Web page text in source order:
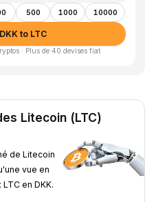
500 1000 10000
to LTC
· Plus de 40 devises fiat
Litecoin (LTC)
de Litecoin
vue en
en DKK.